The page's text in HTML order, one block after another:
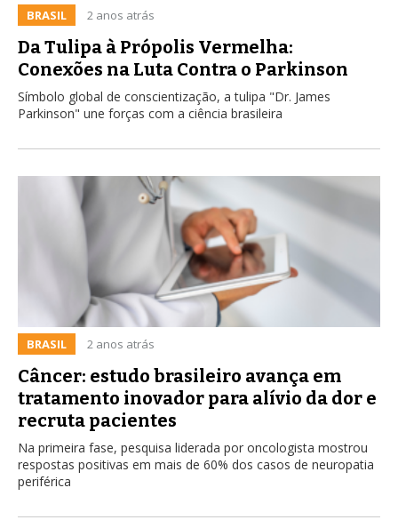
BRASIL 2 anos atrás
Da Tulipa à Própolis Vermelha:
Conexões na Luta Contra o Parkinson
Símbolo global de conscientização, a tulipa "Dr. James
Parkinson" une forças com a ciência brasileira
BRASIL 2 anos atrás
Câncer: estudo brasileiro avança em
tratamento inovador para alívio da dor e
recruta pacientes
Na primeira fase, pesquisa liderada por oncologista mostrou
respostas positivas em mais de 60% dos casos de neuropatia
periférica